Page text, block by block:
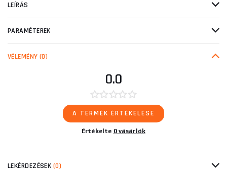
LEÍRÁS
PARAMÉTEREK
VÉLEMÉNY (0)
0.0
A TERMÉK ÉRTÉKELÉSE
Értékelte 0 vásárlók
LEKÉRDEZÉSEK (0)